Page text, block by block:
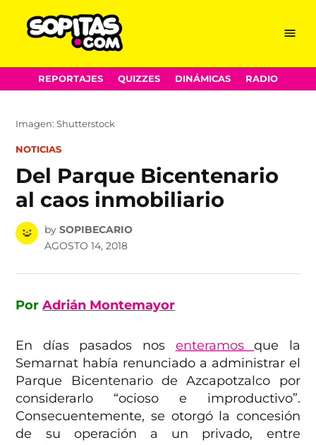
Skip
to
Menu
REPORTAJES QUIZZES DINÁMICAS RADIO
Imagen: Shutterstock
POSTED
NOTICIAS
Del Parque Bicentenario
al caos inmobiliario
by SOPIBECARIO
AGOSTO 14, 2018
PorAdrián Montemayor
En días pasados nos enteramosque la
Semarnat había renunciado a administrar el
Parque Bicentenario de Azcapotzalco por
considerarlo “ocioso e improductivo”.
Consecuentemente, se otorgó la concesión
de su operación a un privado, entre